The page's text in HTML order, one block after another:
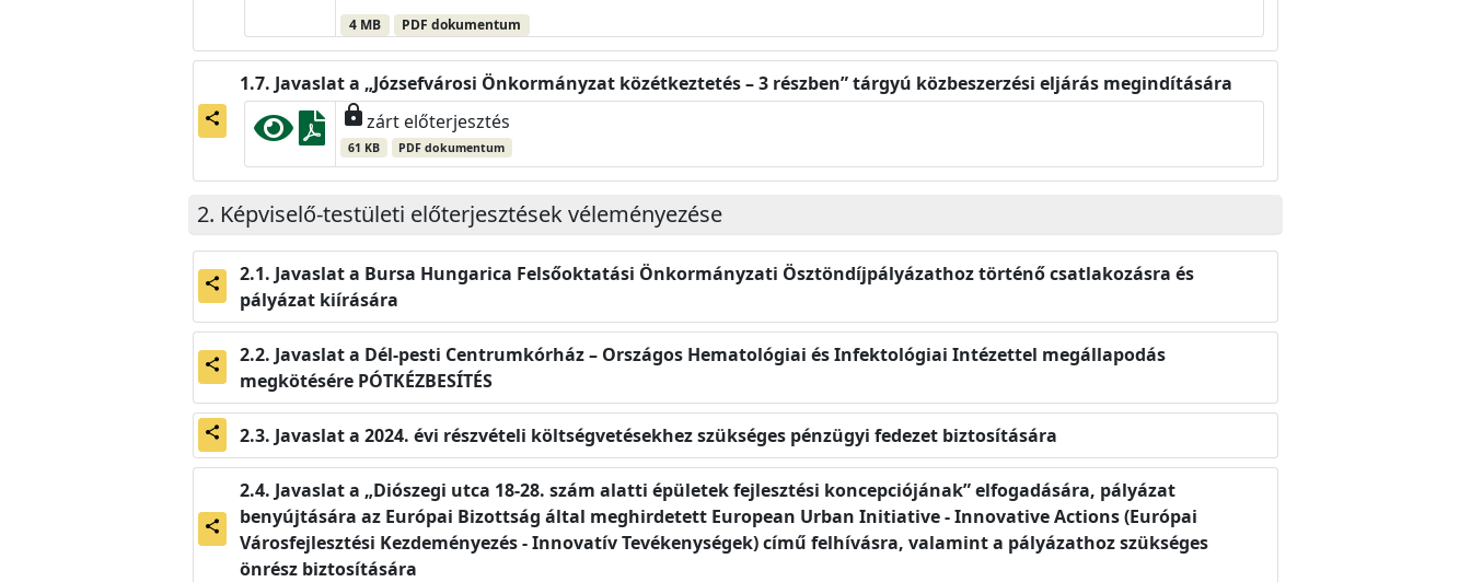
4 MB PDF dokumentum
share
Javaslat a „Józsefvárosi Önkormányzat közétkeztetés – 3 részben” tárgyú közbeszerzési eljárás megindítására
lockzárt előterjesztés
61 KB PDF dokumentum
Képviselő-testületi előterjesztések véleményezése
share
Javaslat a Bursa Hungarica Felsőoktatási Önkormányzati Ösztöndíjpályázathoz történő csatlakozásra és
pályázat kiírására
share
Javaslat a Dél-pesti Centrumkórház – Országos Hematológiai és Infektológiai Intézettel megállapodás
megkötésére PÓTKÉZBESÍTÉS
share Javaslat a 2024. évi részvételi költségvetésekhez szükséges pénzügyi fedezet biztosítására
share
Javaslat a „Diószegi utca 18-28. szám alatti épületek fejlesztési koncepciójának” elfogadására, pályázat
benyújtására az Európai Bizottság által meghirdetett European Urban Initiative - Innovative Actions (Európai
Városfejlesztési Kezdeményezés - Innovatív Tevékenységek) című felhívásra, valamint a pályázathoz szükséges
önrész biztosítására